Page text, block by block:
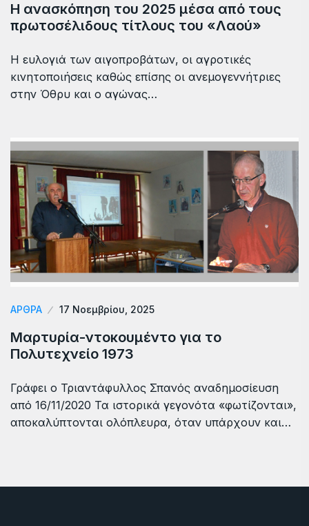
Η ανασκόπηση του 2025 μέσα από τους
πρωτοσέλιδους τίτλους του «Λαού»
Η ευλογιά των αιγοπροβάτων, οι αγροτικές
κινητοποιήσεις καθώς επίσης οι ανεμογεννήτριες
στην Όθρυ και ο αγώνας…
ΆΡΘΡΑ 17 Νοεμβρίου, 2025
Μαρτυρία-ντοκουμέντο για το
Πολυτεχνείο 1973
Γράφει ο Τριαντάφυλλος Σπανός αναδημοσίευση
από 16/11/2020 Τα ιστορικά γεγονότα «φωτίζονται»,
αποκαλύπτονται ολόπλευρα, όταν υπάρχουν και…